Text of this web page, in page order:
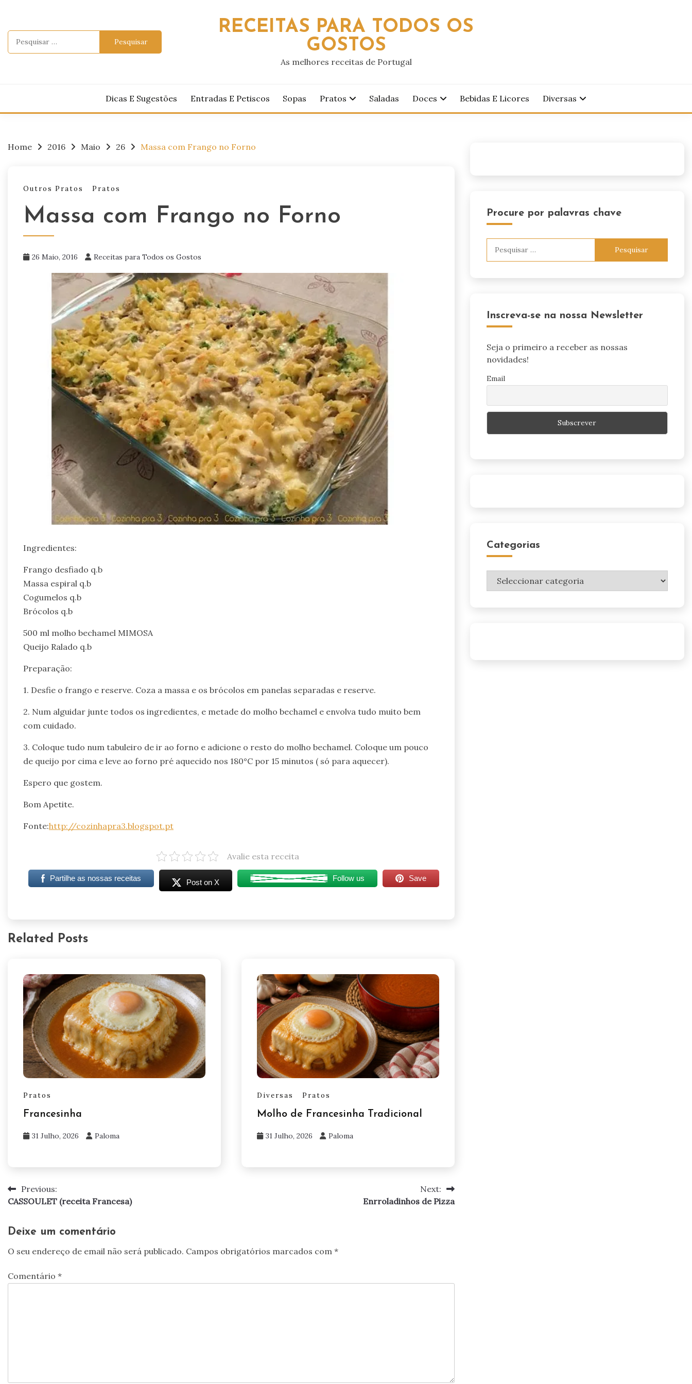
content
RECEITAS PARA TODOS OS
GOSTOS
As melhores receitas de Portugal
Dicas E Sugestões Entradas E Petiscos Sopas Pratos Saladas Doces Bebidas E Licores Diversas
Home 2016 Maio 26 Massa com Frango no Forno
Outros Pratos Pratos
Massa com Frango no Forno
26 Maio, 2016 Receitas para Todos os Gostos
Ingredientes:
Frango desfiado q.b
Massa espiral q.b
Cogumelos q.b
Brócolos q.b
500 ml molho bechamel MIMOSA
Queijo Ralado q.b
Preparação:
1. Desfie o frango e reserve. Coza a massa e os brócolos em panelas separadas e reserve.
2. Num alguidar junte todos os ingredientes, e metade do molho bechamel e envolva tudo muito bem
com cuidado.
3. Coloque tudo num tabuleiro de ir ao forno e adicione o resto do molho bechamel. Coloque um pouco
de queijo por cima e leve ao forno pré aquecido nos 180°C por 15 minutos ( só para aquecer).
Espero que gostem.
Bom Apetite.
Fonte:http://cozinhapra3.blogspot.pt
Avalie esta receita
Partilhe as nossas receitas Post on X Follow us Save
Related Posts
Pratos
Francesinha
31 Julho, 2026 Paloma
Diversas Pratos
Molho de Francesinha Tradicional
31 Julho, 2026 Paloma
Navegação
artigos
Previous:
CASSOULET (receita Francesa)
Next:
Enrroladinhos de Pizza
Deixe um comentário
O seu endereço de email não será publicado. Campos obrigatórios marcados com *
Comentário *
Procure por palavras chave
Inscreva-se na nossa Newsletter
Seja o primeiro a receber as nossas
novidades!
Email
Categorias
Categorias